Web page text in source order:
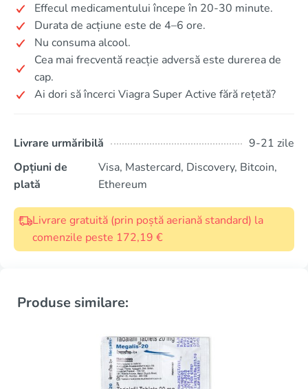
Effecul medicamentului începe în 20-30 minute.
Durata de acțiune este de 4–6 ore.
Nu consuma alcool.
Cea mai frecventă reacție adversă este durerea de
cap.
Ai dori să încerci Viagra Super Active fără rețetă?
Livrare urmăribilă
9-21 zile
Opțiuni de
plată
Visa, Mastercard, Discovery, Bitcoin,
Ethereum
Livrare gratuită (prin poștă aeriană standard) la
comenzile peste 172,19 €
Produse similare: